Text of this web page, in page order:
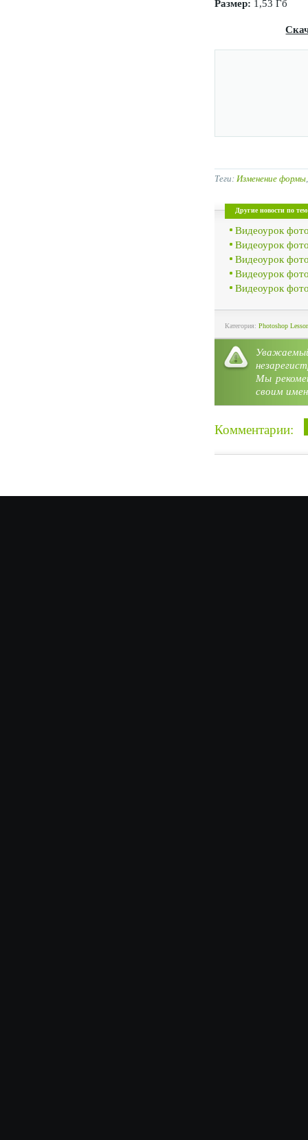
Размер: 1,53 Гб
Теги: Изменение формы
Другие новости по
Видеоурок
Видеоурок
Видеоурок
Видеоурок
Видеоурок
Категория: Photoshop
Мы
своим
Комментарии: